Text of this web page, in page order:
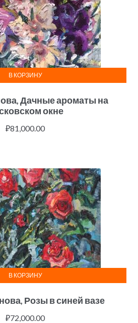
Дачные ароматы на
окне
₽81,000.00
В КОРЗИНУ
Розы в синей вазе
₽72,000.00
В КОРЗИНУ